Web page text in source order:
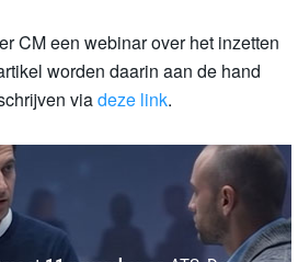
CM een webinar over het inzetten
worden daarin aan de hand
viadeze link.